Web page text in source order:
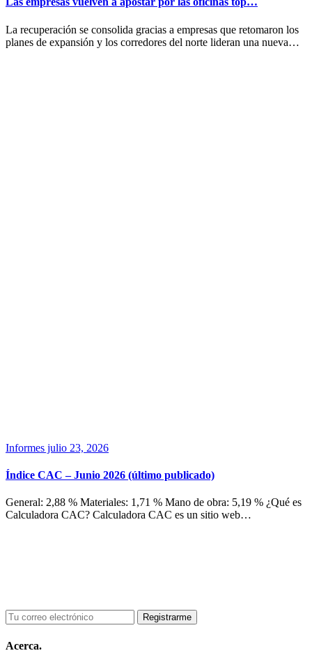
La recuperación se consolida gracias a empresas que retomaron los
planes de expansión y los corredores del norte lideran una nueva…
Informes julio 23, 2026
Índice CAC – Junio 2026 (último publicado)
General: 2,88 % Materiales: 1,71 % Mano de obra: 5,19 % ¿Qué es
Calculadora CAC? Calculadora CAC es un sitio web…
Acerca.